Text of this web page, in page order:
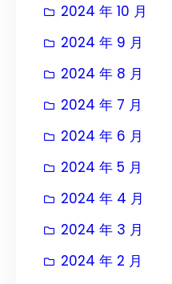
2024 年 10 月
2024 年 9 月
2024 年 8 月
2024 年 7 月
2024 年 6 月
2024 年 5 月
2024 年 4 月
2024 年 3 月
2024 年 2 月